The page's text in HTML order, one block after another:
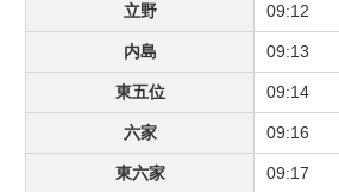
立野 09:12
内島 09:13
東五位 09:14
六家 09:16
東六家 09:17